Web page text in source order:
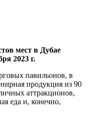
мест в Дубае
2023 г.
павильонов, в
продукция из 90
аттракционов,
еда и, конечно,